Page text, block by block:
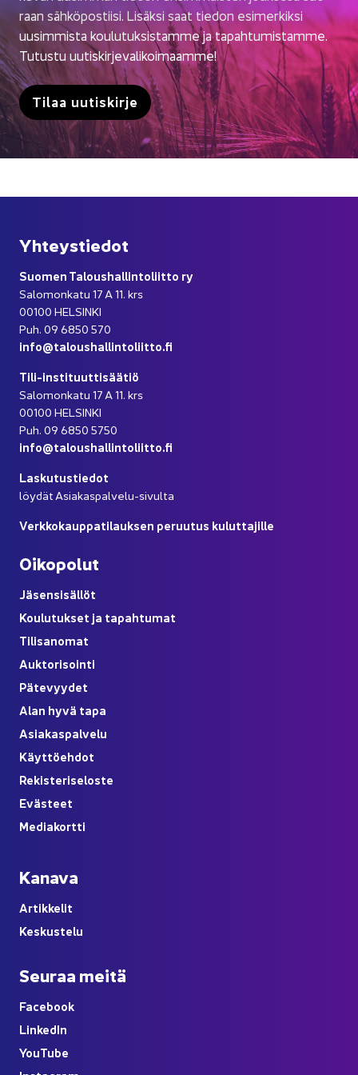
raan säh­kö­pos­tii­si. Li­säk­si saat tie­don esi­mer­kik­si
uusim­mis­ta kou­lu­tuk­sis­tam­me ja ta­pah­tu­mis­tam­me.
Tu­tus­tu uu­tis­kir­je­va­li­koi­maam­me!
Tilaa uu­tis­kir­je
Yh­teys­tie­dot
Suo­men Ta­lous­hal­lin­to­liit­to ry
Sa­lo­mon­ka­tu 17 A 11. krs
00100 HEL­SIN­KI
Puh. 09 6850 570
info@ta­lous­hal­lin­to­liit­to.fi
Tili-​instituuttisäätiö
Sa­lo­mon­ka­tu 17 A 11. krs
00100 HEL­SIN­KI
Puh. 09 6850 5750
info@ta­lous­hal­lin­to­liit­to.fi
Las­ku­tus­tie­dot
löy­dät Asiakaspalvelu-​sivulta
Verk­ko­kaup­pa­ti­lauk­sen pe­ruu­tus ku­lut­ta­jil­le
Oi­ko­po­lut
Jä­sen­si­säl­löt
Kou­lu­tuk­set ja ta­pah­tu­mat
Ti­li­sa­no­mat
Auk­to­ri­soin­ti
Pä­te­vyy­det
Alan hyvä tapa
Asia­kas­pal­ve­lu
Käyt­tö­eh­dot
Re­kis­te­ri­se­los­te
Eväs­teet
Me­dia­kort­ti
Ka­na­va
Ar­tik­ke­lit
Kes­kus­te­lu
Seu­raa meitä
Face­book
Lin­ke­dIn
YouTube